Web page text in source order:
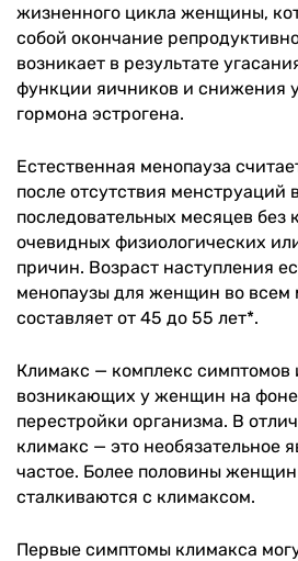
жизненного цикла женщины,
собой окончание
возникает в результате
функции яичников и снижения
гормона эстрогена.
Естественная менопауза
после отсутствия менструаций
последовательных месяцев без
очевидных физиологических
причин. Возраст наступления
менопаузы для женщин во всем
составляет от 45 до 55 лет*.
Климакс — комплекс симптомов
возникающих у женщин на фоне
перестройки организма. В
климакс — это необязательное
частое. Более половины
сталкиваются с климаксом.
Первые симптомы климакса